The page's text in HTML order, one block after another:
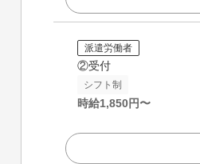
派遣労働者
②受付
シフト制
時給1,850円〜